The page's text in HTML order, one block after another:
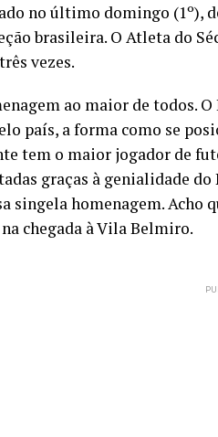
no último domingo (1º),
brasileira. O Atleta do
vezes.
ao maior de todos.
país, a forma como se
tem o maior jogador de
graças à genialidade
singela homenagem. Acho
chegada à Vila Belmiro.